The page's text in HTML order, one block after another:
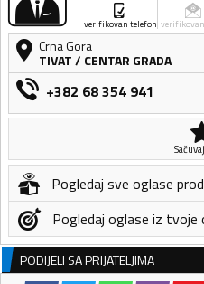
verifikovan telefon
Crna Gora
TIVAT/ CENTAR GRADA
+382 68 354 941
Pogledaj sve oglase
Pogledaj oglase iz tvoje
PODIJELI SA PRIJATELJIMA